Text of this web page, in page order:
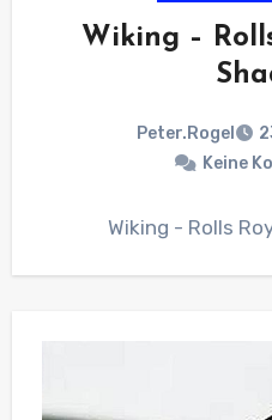
Wiking –
Peter.Rogel
Keine
Wiking - Rolls